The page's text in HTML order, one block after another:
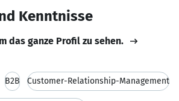
Kenntnisse
das ganze Profil zu sehen.
B2B Customer-Relationship-Management